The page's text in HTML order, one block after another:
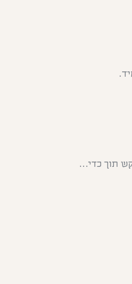
תוך כדי…